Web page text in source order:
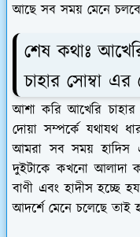
আছে সব সময় মেনে
শেষ কথাঃ
চাহার সোম্বা এর
আশা করি আখেরি চাহার
দোয়া সম্পর্কে যথাযথ
আমরা সব সময় হাদিস
দুইটাকে কখনো আলাদা
বাণী এবং হাদীস হচ্ছে
আদর্শে মেনে চলেছে তাই